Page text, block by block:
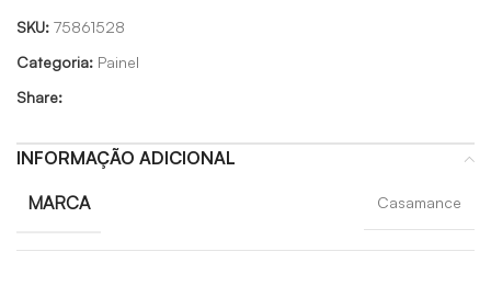
SKU: 75861528
Categoria: Painel
Share:
INFORMAÇÃO ADICIONAL
MARCA Casamance